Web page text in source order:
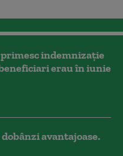
indemnizaţie
erau în iunie
avantajoase.